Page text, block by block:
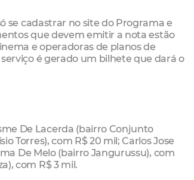
se cadastrar no site do Programa e
que devem emitir a nota estão
e operadoras de planos de
é gerado um bilhete que dará o
De Lacerda (bairro Conjunto
Torres), com R$ 20 mil; Carlos Jose
De Melo (bairro Jangurussu), com
com R$ 3 mil.